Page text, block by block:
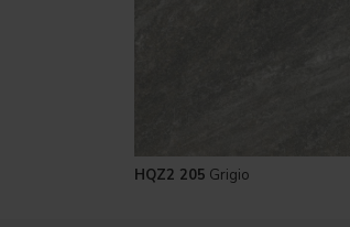
HQZ2 205 Grigio